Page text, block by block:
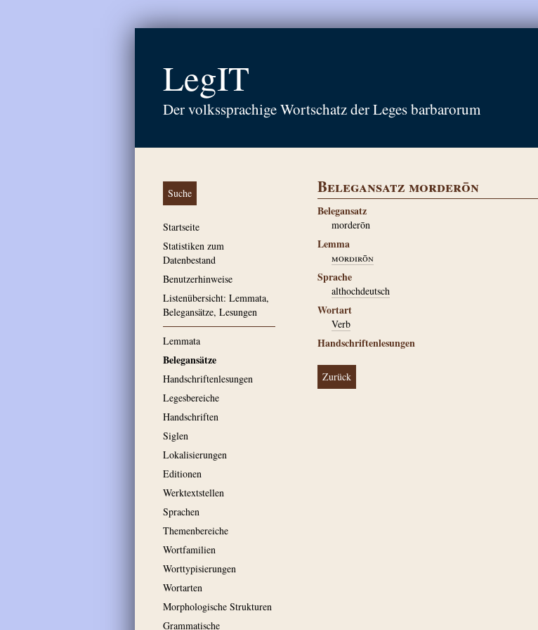
LegIT
Der volkssprachige Wortschatz der Leges barbarorum
Suche
Startseite
Statistiken zum
Datenbestand
Benutzerhinweise
Listenübersicht: Lemmata,
Belegansätze, Lesungen
Lemmata
Belegansätze
Handschriftenlesungen
Legesbereiche
Handschriften
Siglen
Lokalisierungen
Editionen
Werktextstellen
Sprachen
Themenbereiche
Wortfamilien
Worttypisierungen
Wortarten
Morphologische Strukturen
Grammatische
Belegansatz morderōn
Belegansatz
morderōn
Lemma
mordirōn
Sprache
althochdeutsch
Wortart
Verb
Handschriftenlesungen
Zurück